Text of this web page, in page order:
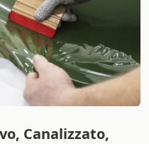
Canalizzato,